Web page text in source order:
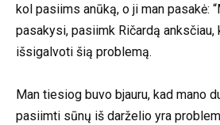
kol pasiims anūką, o ji man pasakė:
pasakysi, pasiimk Ričardą anksčiau,
išsigalvoti šią problemą.
Man tiesiog buvo bjauru, kad mano
pasiimti sūnų iš darželio yra